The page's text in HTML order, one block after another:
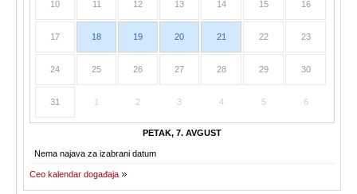
10 11 12 13 14 15 16
17 18 19 20 21 22 23
24 25 26 27 28 29 30
31 1 2 3 4 5 6
PETAK, 7. AVGUST
Nema najava za izabrani datum
Ceo kalendar događaja